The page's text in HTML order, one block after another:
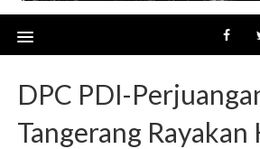
DPC PDI-
Tangerang Rayakan